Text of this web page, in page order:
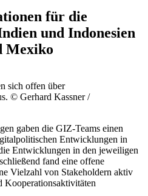
für die
und Indonesien
Mexiko
sich offen über
© Gerhard Kassner /
gaben die GIZ-Teams einen
Entwicklungen in
Entwicklungen in den jeweiligen
fand eine offene
Vielzahl von Stakeholdern aktiv
Kooperationsaktivitäten